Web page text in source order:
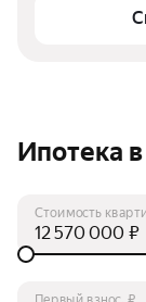
Ипотека
Стоимость
₽